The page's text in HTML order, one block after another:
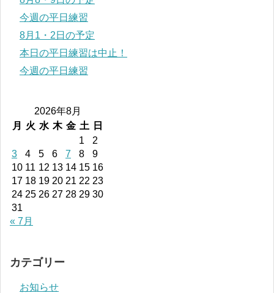
今週の平日練習
8月1・2日の予定
本日の平日練習は中止！
今週の平日練習
2026年8月
月
火 水 木 金 土
日
1
2
3
4 5 6 7 8
9
10 11 12 13 14 15 16
17 18 19 20 21 22 23
24 25 26 27 28 29 30
31
« 7月
カテゴリー
お知らせ